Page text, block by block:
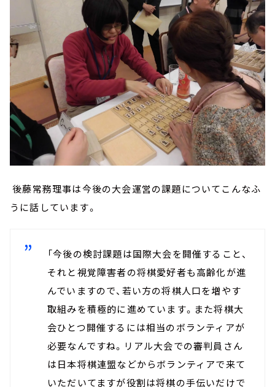
後藤常務理事は今後の大会運営の課題についてこんなふ
うに話しています。
「今後の検討課題は国際大会を開催すること、
それと視覚障害者の将棋愛好者も高齢化が進
んでいますので、若い方の将棋人口を増やす
取組みを積極的に進めています。また将棋大
会ひとつ開催するには相当のボランティアが
必要なんですね。リアル大会での審判員さん
は日本将棋連盟などからボランティアで来て
いただいてますが役割は将棋の手伝いだけで